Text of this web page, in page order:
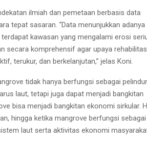
ilmiah dan pemetaan berbasis data
tepat sasaran. “Data menunjukkan adanya
kawasan yang mengalami erosi
secara komprehensif agar upaya
terukur, dan berkelanjutan,” jelas Koni.
tidak hanya berfungsi sebagai
laut, tetapi juga dapat menjadi bangkitan
bisa menjadi bangkitan ekonomi sirkular.
hingga ketika mangrove berfungsi sebagai
laut serta aktivitas ekonomi